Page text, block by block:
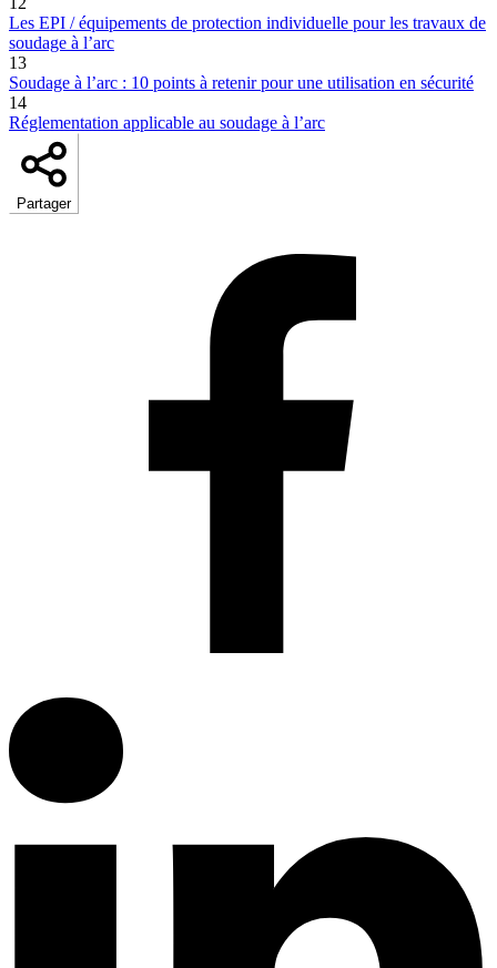
Les EPI / équipements de protection individuelle pour les travaux de
soudage à l’arc
13
Soudage à l’arc : 10 points à retenir pour une utilisation en sécurité
14
Réglementation applicable au soudage à l’arc
Partager